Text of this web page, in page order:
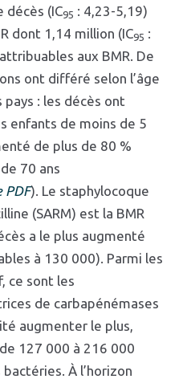
décès (IC95 : 4,23-5,19)
dont 1,14 million (IC95 :
aux BMR. De
ont différé selon l’âge
: les décès ont
enfants de moins de 5
de plus de 80 %
70 ans
PDF). Le staphylocoque
(SARM) est la BMR
a le plus augmenté
à 130 000). Parmi les
ce sont les
de carbapénémases
augmenter le plus,
127 000 à 216 000
À l’horizon